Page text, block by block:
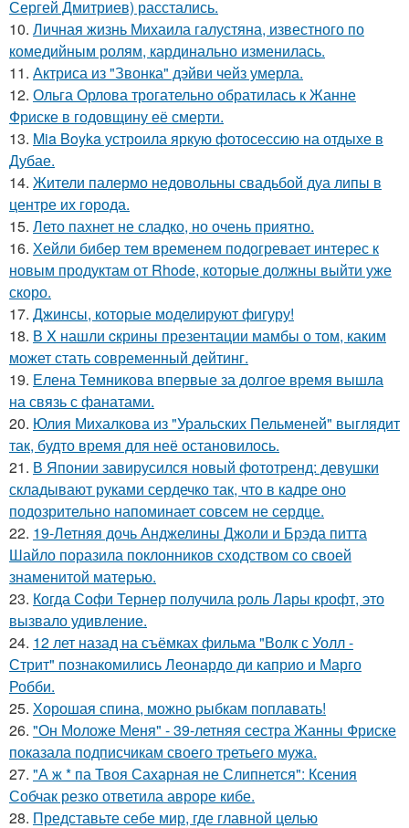
Сергей Дмитриев) расстались.
10. Личная жизнь Михаила галустяна, известного по
комедийным ролям, кардинально изменилась.
11. Актриса из "Звонка" дэйви чейз умерла.
12. Ольга Орлова трогательно обратилась к Жанне
Фриске в годовщину её смерти.
13. Mia Boyka устроила яркую фотосессию на отдыхе в
Дубае.
14. Жители палермо недовольны свадьбой дуа липы в
центре их города.
15. Лето пахнет не сладко, но очень приятно.
16. Хейли бибер тем временем подогревает интерес к
новым продуктам от Rhode, которые должны выйти уже
скоро.
17. Джинсы, которые моделируют фигуру!
18. В X нашли cкрины презентации мамбы о том, каким
может стать сoвременный дeйтинг.
19. Елена Темникова впервые за долгое время вышла
на связь с фанатами.
20. Юлия Михалкова из "Уральских Пельменей" выглядит
так, будто время для неё остановилось.
21. В Японии завирусился новый фототренд: девушки
складывают руками сердечко так, что в кадре оно
подозрительно напоминает совсем не сердце.
22. 19-Летняя дочь Анджелины Джоли и Брэда питта
Шайло поразила поклонников сходством со своей
знаменитой матерью.
23. Когда Софи Тернер получила роль Лары крофт, это
вызвало удивление.
24. 12 лет назад на съёмках фильма "Волк с Уолл -
Стрит" познакомились Леонардо ди каприо и Марго
Робби.
25. Хорошая спина, можно рыбкам поплавать!
26. "Он Моложе Меня" - 39-летняя сестра Жанны Фриске
показала подписчикам своего третьего мужа.
27. "А ж * па Твоя Сахарная не Слипнется": Ксения
Собчак резко ответила авроре кибе.
28. Представьте себе мир, где главной целью